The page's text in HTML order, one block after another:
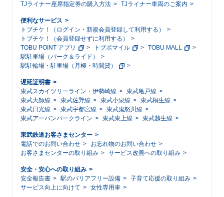
TJライナー座席指定券の購入方法
TJライナー車両のご案内
便利なサービス
トブチケ！（ログイン・新規会員登録して利用する）
トブチケ！（会員登録せずに利用する）
TOBU POINT アプリ
トブポマイル
TOBU MALL
駅駐車場（パーク＆ライド）
駅駐輪場・駐車場（月極・時間貸）
遅延証明書
東武スカイツリーライン・伊勢崎線
東武亀戸線
東武大師線
東武佐野線 東武小泉線
東武桐生線
東武日光線
東武宇都宮線
東武鬼怒川線
東武アーバンパークライン
東武東上線 東武越生線
東武鉄道お客さまセンター
電話でのお問い合わせ
お忘れ物のお問い合わせ
お客さまセンターの取り組み
サービス改善への取り組み
安全・安心への取り組み
安全報告書
駅のバリアフリー設備
子育て応援の取り組み
サービス向上に向けて
女性専用車